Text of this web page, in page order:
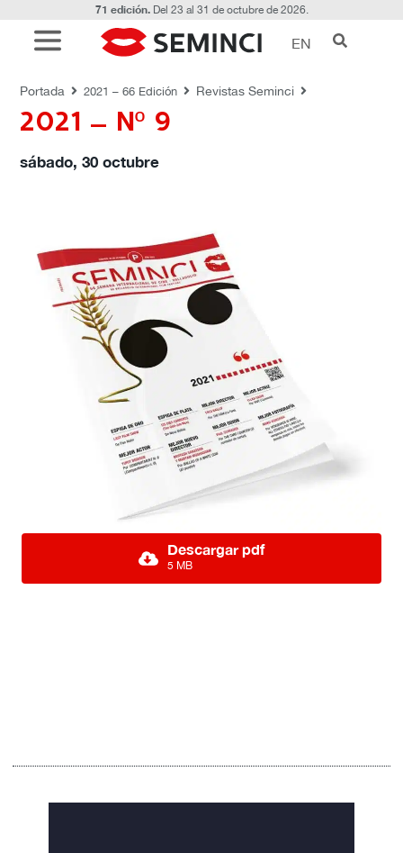
71 edición.Del 23 al 31 de octubre de 2026.
EN
Portada 2021 – 66 Edición Revistas Seminci
2021 – Nº 9
sábado, 30 octubre
REVISTAS SEMINCI
Descargar pdf
5 MB